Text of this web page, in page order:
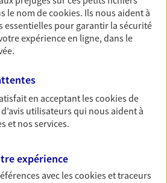
diversification.
Agricole
UN DEVIS
Professionnelle
en garantissant la
ainsi qu'une garantie
professionnelle.
le nom decookies. Ils nous aident à
pour garantir la sécurité
expérience en ligne, dans le
en acceptant lescookiesde
utilisateurs qui nous aident à
et nos services.
expérience
avec lescookies et traceurs